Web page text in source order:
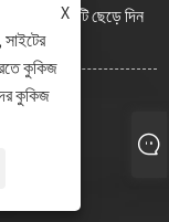
আপনার ইমেলটি ছেড়ে দিন
X
কুকিজ
কুকিজ